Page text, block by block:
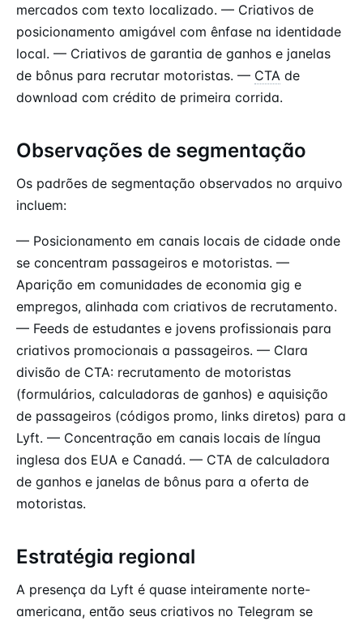
mercados com texto localizado. — Criativos de
posicionamento amigável com ênfase na identidade
local. — Criativos de garantia de ganhos e janelas
de bônus para recrutar motoristas. — CTA de
download com crédito de primeira corrida.
Observações de segmentação
Os padrões de segmentação observados no arquivo
incluem:
— Posicionamento em canais locais de cidade onde
se concentram passageiros e motoristas. —
Aparição em comunidades de economia gig e
empregos, alinhada com criativos de recrutamento.
— Feeds de estudantes e jovens profissionais para
criativos promocionais a passageiros. — Clara
divisão de CTA: recrutamento de motoristas
(formulários, calculadoras de ganhos) e aquisição
de passageiros (códigos promo, links diretos) para a
Lyft. — Concentração em canais locais de língua
inglesa dos EUA e Canadá. — CTA de calculadora
de ganhos e janelas de bônus para a oferta de
motoristas.
Estratégia regional
A presença da Lyft é quase inteiramente norte-
americana, então seus criativos no Telegram se